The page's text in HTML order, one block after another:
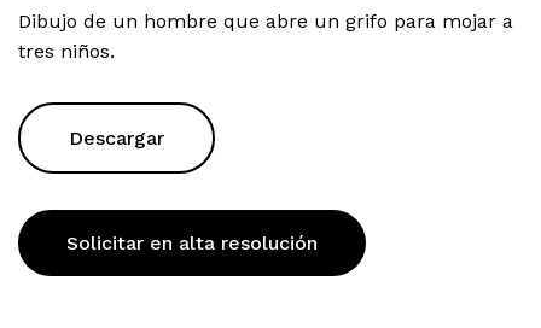
Dibujo de un hombre que abre un grifo para mojar a
tres niños.
Descargar
Solicitar en alta resolución